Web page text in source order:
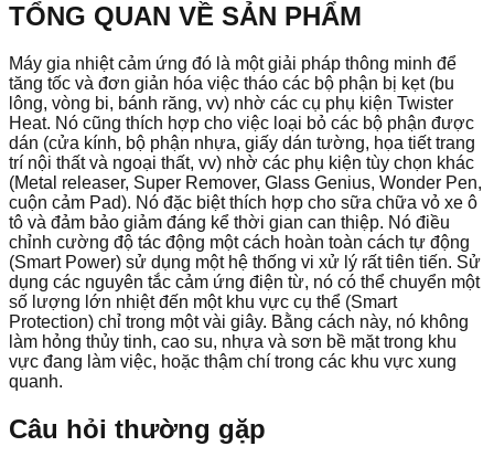
TỔNG QUAN VỀ SẢN PHẨM
Máy gia nhiệt cảm ứng đó là một giải pháp thông minh để
tăng tốc và đơn giản hóa việc tháo các bộ phận bị kẹt (bu
lông, vòng bi, bánh răng, vv) nhờ các cụ phụ kiện Twister
Heat. Nó cũng thích hợp cho việc loại bỏ các bộ phận được
dán (cửa kính, bộ phận nhựa, giấy dán tường, họa tiết trang
trí nội thất và ngoại thất, vv) nhờ các phụ kiện tùy chọn khác
(Metal releaser, Super Remover, Glass Genius, Wonder Pen,
cuộn cảm Pad). Nó đặc biệt thích hợp cho sữa chữa vỏ xe ô
tô và đảm bảo giảm đáng kể thời gian can thiệp. Nó điều
chỉnh cường độ tác động một cách hoàn toàn cách tự động
(Smart Power) sử dụng một hệ thống vi xử lý rất tiên tiến. Sử
dụng các nguyên tắc cảm ứng điện từ, nó có thể chuyển một
số lượng lớn nhiệt đến một khu vực cụ thể (Smart
Protection) chỉ trong một vài giây. Bằng cách này, nó không
làm hỏng thủy tinh, cao su, nhựa và sơn bề mặt trong khu
vực đang làm việc, hoặc thậm chí trong các khu vực xung
quanh.
Câu hỏi thường gặp